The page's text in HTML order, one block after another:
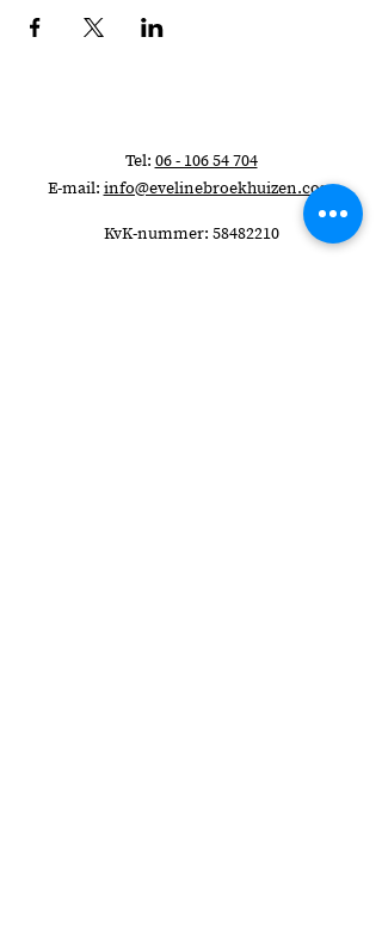
Tel: 06 - 106 54 704
E-mail: info@evelinebroekhuizen.com
KvK-nummer: 58482210